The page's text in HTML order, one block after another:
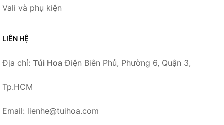
Vali và phụ kiện
LIÊN HỆ
Địa chỉ: Túi Hoa Điện Biên Phủ, Phường 6, Quận 3,
Tp.HCM
Email: lienhe@tuihoa.com